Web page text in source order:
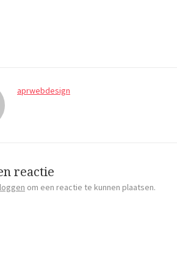
aprwebdesign
reactie
om een reactie te kunnen plaatsen.